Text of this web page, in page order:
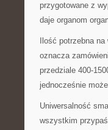
przygotowane z
daje organom
Ilość potrzebna
oznacza
przedziale 400-
jednocześnie
Uniwersalność
wszystkim